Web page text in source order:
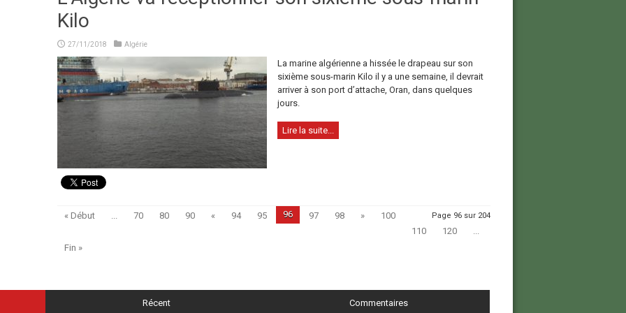
Kilo
27/11/2018 Algérie
La marine algérienne a hissée le drapeau sur son
sixième sous-marin Kilo il y a une semaine, il devrait
arriver à son port d’attache, Oran, dans quelques
jours.
Lire la suite...
Page 96 sur 204
« Début ... 70 80 90 « 94 95 96 97 98 »
100
110
120
...
Fin »
Récent Commentaires